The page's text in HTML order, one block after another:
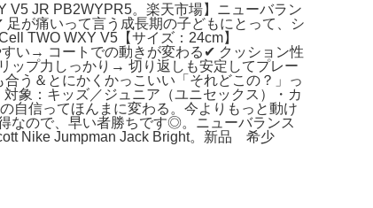
V5 JR PB2WYPR5。楽天市場】ニューバラン
が痛いって言う成長期の子どもにとって、シ
WXY V5【サイズ：24cm】
→ コートでの動きが変わる✔ クッション性
プ力しっかり→ 切り返しも安定してプレー
とにかくかっこいい「それどこの？」っ
キッズ／ジュニア（ユニセックス）・カ
ってほんまに変わる。今よりもっと動け
なので、早い者勝ちです◎。ニューバランス
Nike Jumpman Jack Bright。新品 希少